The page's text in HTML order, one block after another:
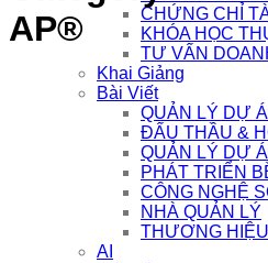
CHỨNG CHỈ
KHÓA HỌC
TƯ VẤN
Khai Giảng
Bài Viết
QUẢN LÝ DỰ
ĐẤU THẦU &
QUẢN LÝ DỰ
PHÁT TRIỂN
CÔNG NGHỆ
NHÀ QUẢN LÝ
THƯƠNG
AI
AP®